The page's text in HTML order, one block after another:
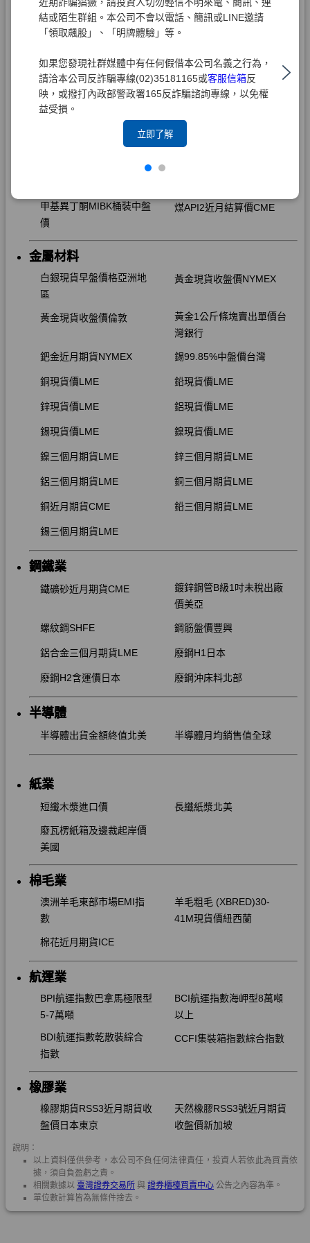
結或陌生群組。本公司不會以電話、簡訊或LINE邀請
「領取飆股」、「明牌體驗」等。
如果您發現社群媒體中有任何假借本公司名義之行為，
請洽本公司反詐騙專線(02)35181165或客服信箱反
映，或撥打內政部警政署165反詐騙諮詢專線，以免權
益受損。
立即了解